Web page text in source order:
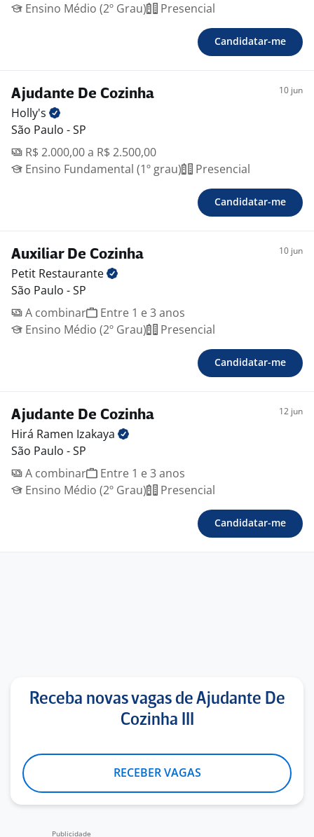
Ensino Médio (2º Grau)
Presencial
Candidatar-me
Ajudante De Cozinha 10 jun
Holly's
São Paulo - SP
R$ 2.000,00 a R$ 2.500,00
Ensino Fundamental (1º grau)
Presencial
Candidatar-me
Auxiliar De Cozinha 10 jun
Petit Restaurante
São Paulo - SP
A combinar
Entre 1 e 3 anos
Ensino Médio (2º Grau)
Presencial
Candidatar-me
Ajudante De Cozinha 12 jun
Hirá Ramen Izakaya
São Paulo - SP
A combinar
Entre 1 e 3 anos
Ensino Médio (2º Grau)
Presencial
Candidatar-me
Receba novas vagas de Ajudante De
Cozinha III
RECEBER VAGAS